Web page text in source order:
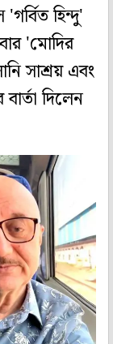
হিন্দু'
'মোদির
সাশ্রয় এবং
দিলেন